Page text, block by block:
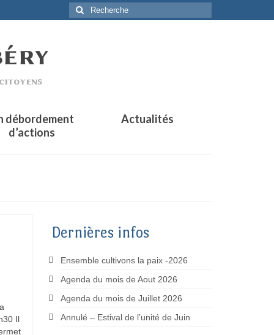
Rechercher
:
débordement
d’actions
Actualités
Il
Dernières infos
Ensemble cultivons la paix -2026
Agenda du mois de Aout 2026
Agenda du mois de Juillet 2026
Annulé – Estival de l’unité de Juin